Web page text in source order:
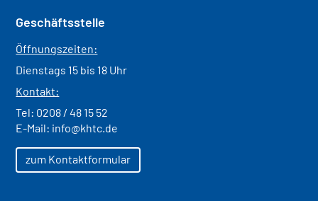
Geschäftsstelle
Öffnungszeiten:
Dienstags 15 bis 18 Uhr
Kontakt:
Tel: 0208 / 48 15 52
E-Mail: info@khtc.de
zum Kontaktformular